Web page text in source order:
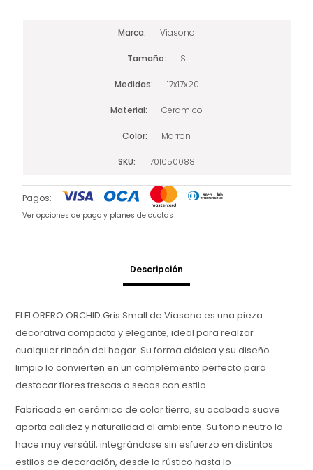
Marca Viasono
Tamaño S
Medidas 17x17x20
Material Ceramico
Color Marron
SKU 701050088
Pagos:
Ver opciones de pago y planes de cuotas
Descripción
El FLORERO ORCHID Gris Small de Viasono es una pieza
decorativa compacta y elegante, ideal para realzar
cualquier rincón del hogar. Su forma clásica y su diseño
limpio lo convierten en un complemento perfecto para
destacar flores frescas o secas con estilo.
Fabricado en cerámica de color tierra, su acabado suave
aporta calidez y naturalidad al ambiente. Su tono neutro lo
hace muy versátil, integrándose sin esfuerzo en distintos
estilos de decoración, desde lo rústico hasta lo